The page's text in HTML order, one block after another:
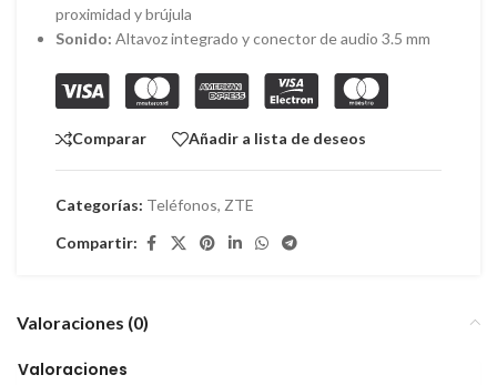
proximidad y brújula
Sonido: Altavoz integrado y conector de audio 3.5 mm
Comparar Añadir a lista de deseos
Categorías: Teléfonos, ZTE
Compartir:
Valoraciones (0)
Valoraciones